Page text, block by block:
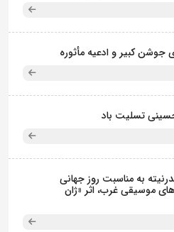
جوشن کبیر و ادعیه مأثوره
تسلیت باد
به مناسبت روز جهانی
های موسیقی غرب، اثر «ژان